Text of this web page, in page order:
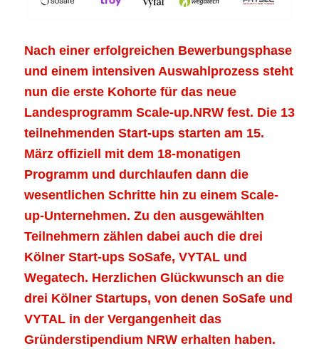
Nach einer erfolgreichen Bewerbungsphase
und einem intensiven Auswahlprozess steht
nun die erste Kohorte für das neue
Landesprogramm Scale-up.NRW fest. Die 13
teilnehmenden Start-ups starten am 15.
März offiziell mit dem 18-monatigen
Programm und durchlaufen dann die
wesentlichen Schritte hin zu einem Scale-
up-Unternehmen. Zu den ausgewählten
Teilnehmern zählen dabei auch die drei
Kölner Start-ups SoSafe, VYTAL und
Wegatech. Herzlichen Glückwunsch an die
drei Kölner Startups, von denen SoSafe und
VYTAL in der Vergangenheit das
Gründerstipendium NRW erhalten haben.